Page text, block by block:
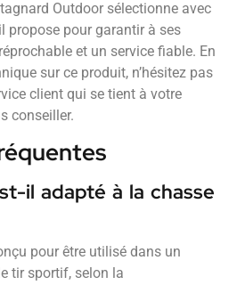
Outdoor sélectionne avec
propose pour garantir à ses
et un service fiable. En
sur ce produit, n’hésitez pas
client qui se tient à votre
conseiller.
il adapté à la chasse
pour être utilisé dans un
tir sportif, selon la